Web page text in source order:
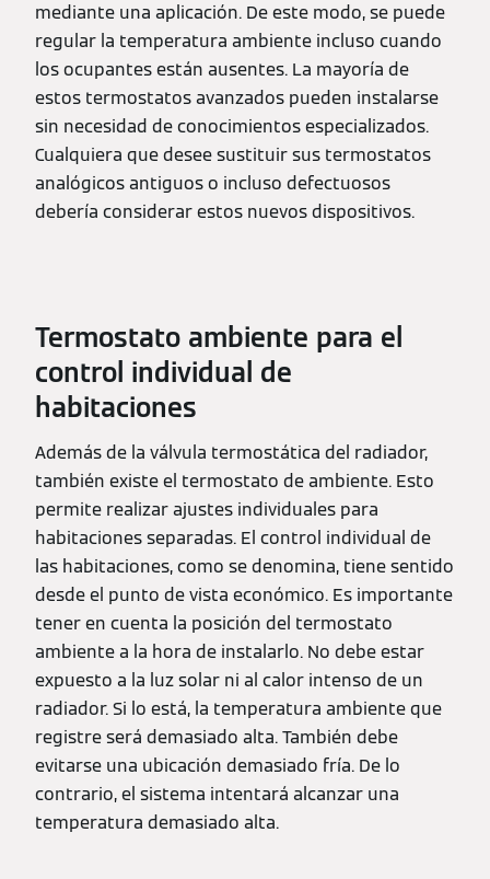
mediante una aplicación. De este modo, se puede
regular la temperatura ambiente incluso cuando
los ocupantes están ausentes. La mayoría de
estos termostatos avanzados pueden instalarse
sin necesidad de conocimientos especializados.
Cualquiera que desee sustituir sus termostatos
analógicos antiguos o incluso defectuosos
debería considerar estos nuevos dispositivos.
Termostato ambiente para el
control individual de
habitaciones
Además de la válvula termostática del radiador,
también existe el termostato de ambiente. Esto
permite realizar ajustes individuales para
habitaciones separadas. El control individual de
las habitaciones, como se denomina, tiene sentido
desde el punto de vista económico. Es importante
tener en cuenta la posición del termostato
ambiente a la hora de instalarlo. No debe estar
expuesto a la luz solar ni al calor intenso de un
radiador. Si lo está, la temperatura ambiente que
registre será demasiado alta. También debe
evitarse una ubicación demasiado fría. De lo
contrario, el sistema intentará alcanzar una
temperatura demasiado alta.